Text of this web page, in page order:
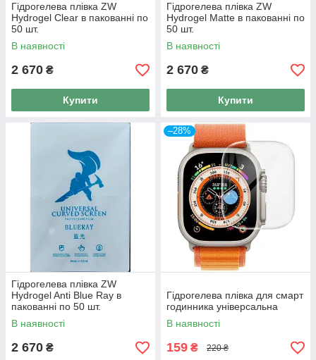
Гідрогелева плівка ZW
Hydrogel Clear в пакованні по
50 шт.
В наявності
2 670 ₴
Купити
Гідрогелева плівка ZW
Hydrogel Matte в пакованні по
50 шт.
В наявності
2 670 ₴
Купити
Гідрогелева плівка ZW
Hydrogel Anti Blue Ray в
пакованні по 50 шт.
В наявності
2 670 ₴
–28%
Гідрогелева плівка для смарт
годинника універсальна
В наявності
159 ₴ 220 ₴